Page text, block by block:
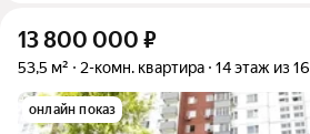
13 800 000 ₽
53,5 м² 2-комн. квартира 14 этаж из 16
онлайн показ